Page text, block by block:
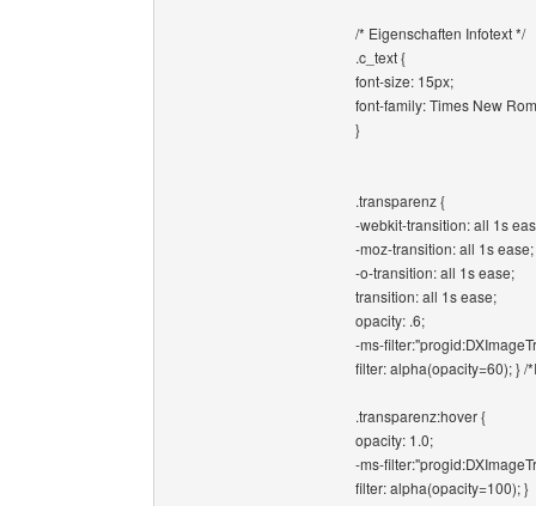
/* Eigenschaften Infotext */
.c_text {
font-size: 15px;
font-family: Times New
}
.transparenz {
-webkit-transition: all 1s
-moz-transition: all 1s ease;
-o-transition: all 1s ease;
transition: all 1s ease;
opacity: .6;
-ms-
filter: alpha(opacity=60); } /
.transparenz:hover {
opacity: 1.0;
-ms-
filter: alpha(opacity=100); }